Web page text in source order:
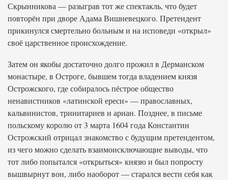
Скрынникова — разыграв тот же спектакль, что будет
повторён при дворе Адама Вишневецкого. Претендент
прикинулся смертельно больным и на исповеди «открыл»
своё царственное происхождение.
Затем он якобы достаточно долго прожил в Дерманском
монастыре, в Остроге, бывшем тогда владением князя
Острожского, где собиралось пёстрое общество
ненавистников «латинской ереси» — православных,
кальвинистов, тринитариев и ариан. Позднее, в письме
польскому королю от 3 марта 1604 года Константин
Острожский отрицал знакомство с будущим претендентом,
из чего можно сделать взаимоисключающие выводы, что
тот либо попытался «открыться» князю и был попросту
вышвырнут вон, либо наоборот — старался вести себя как